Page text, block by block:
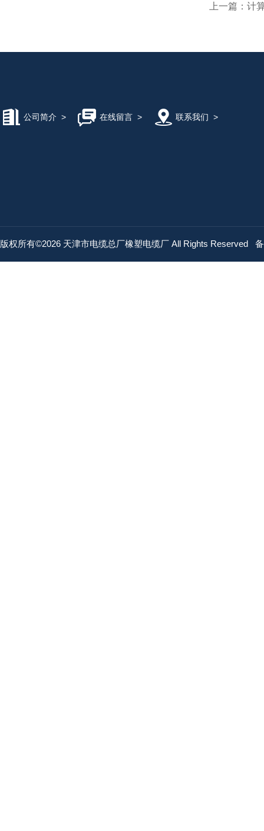
上一篇： 计
公司简介 > 在线留言> 联系我们 >
版权所有©2026 天津市电缆总厂橡塑电缆厂 All Rights Reserved